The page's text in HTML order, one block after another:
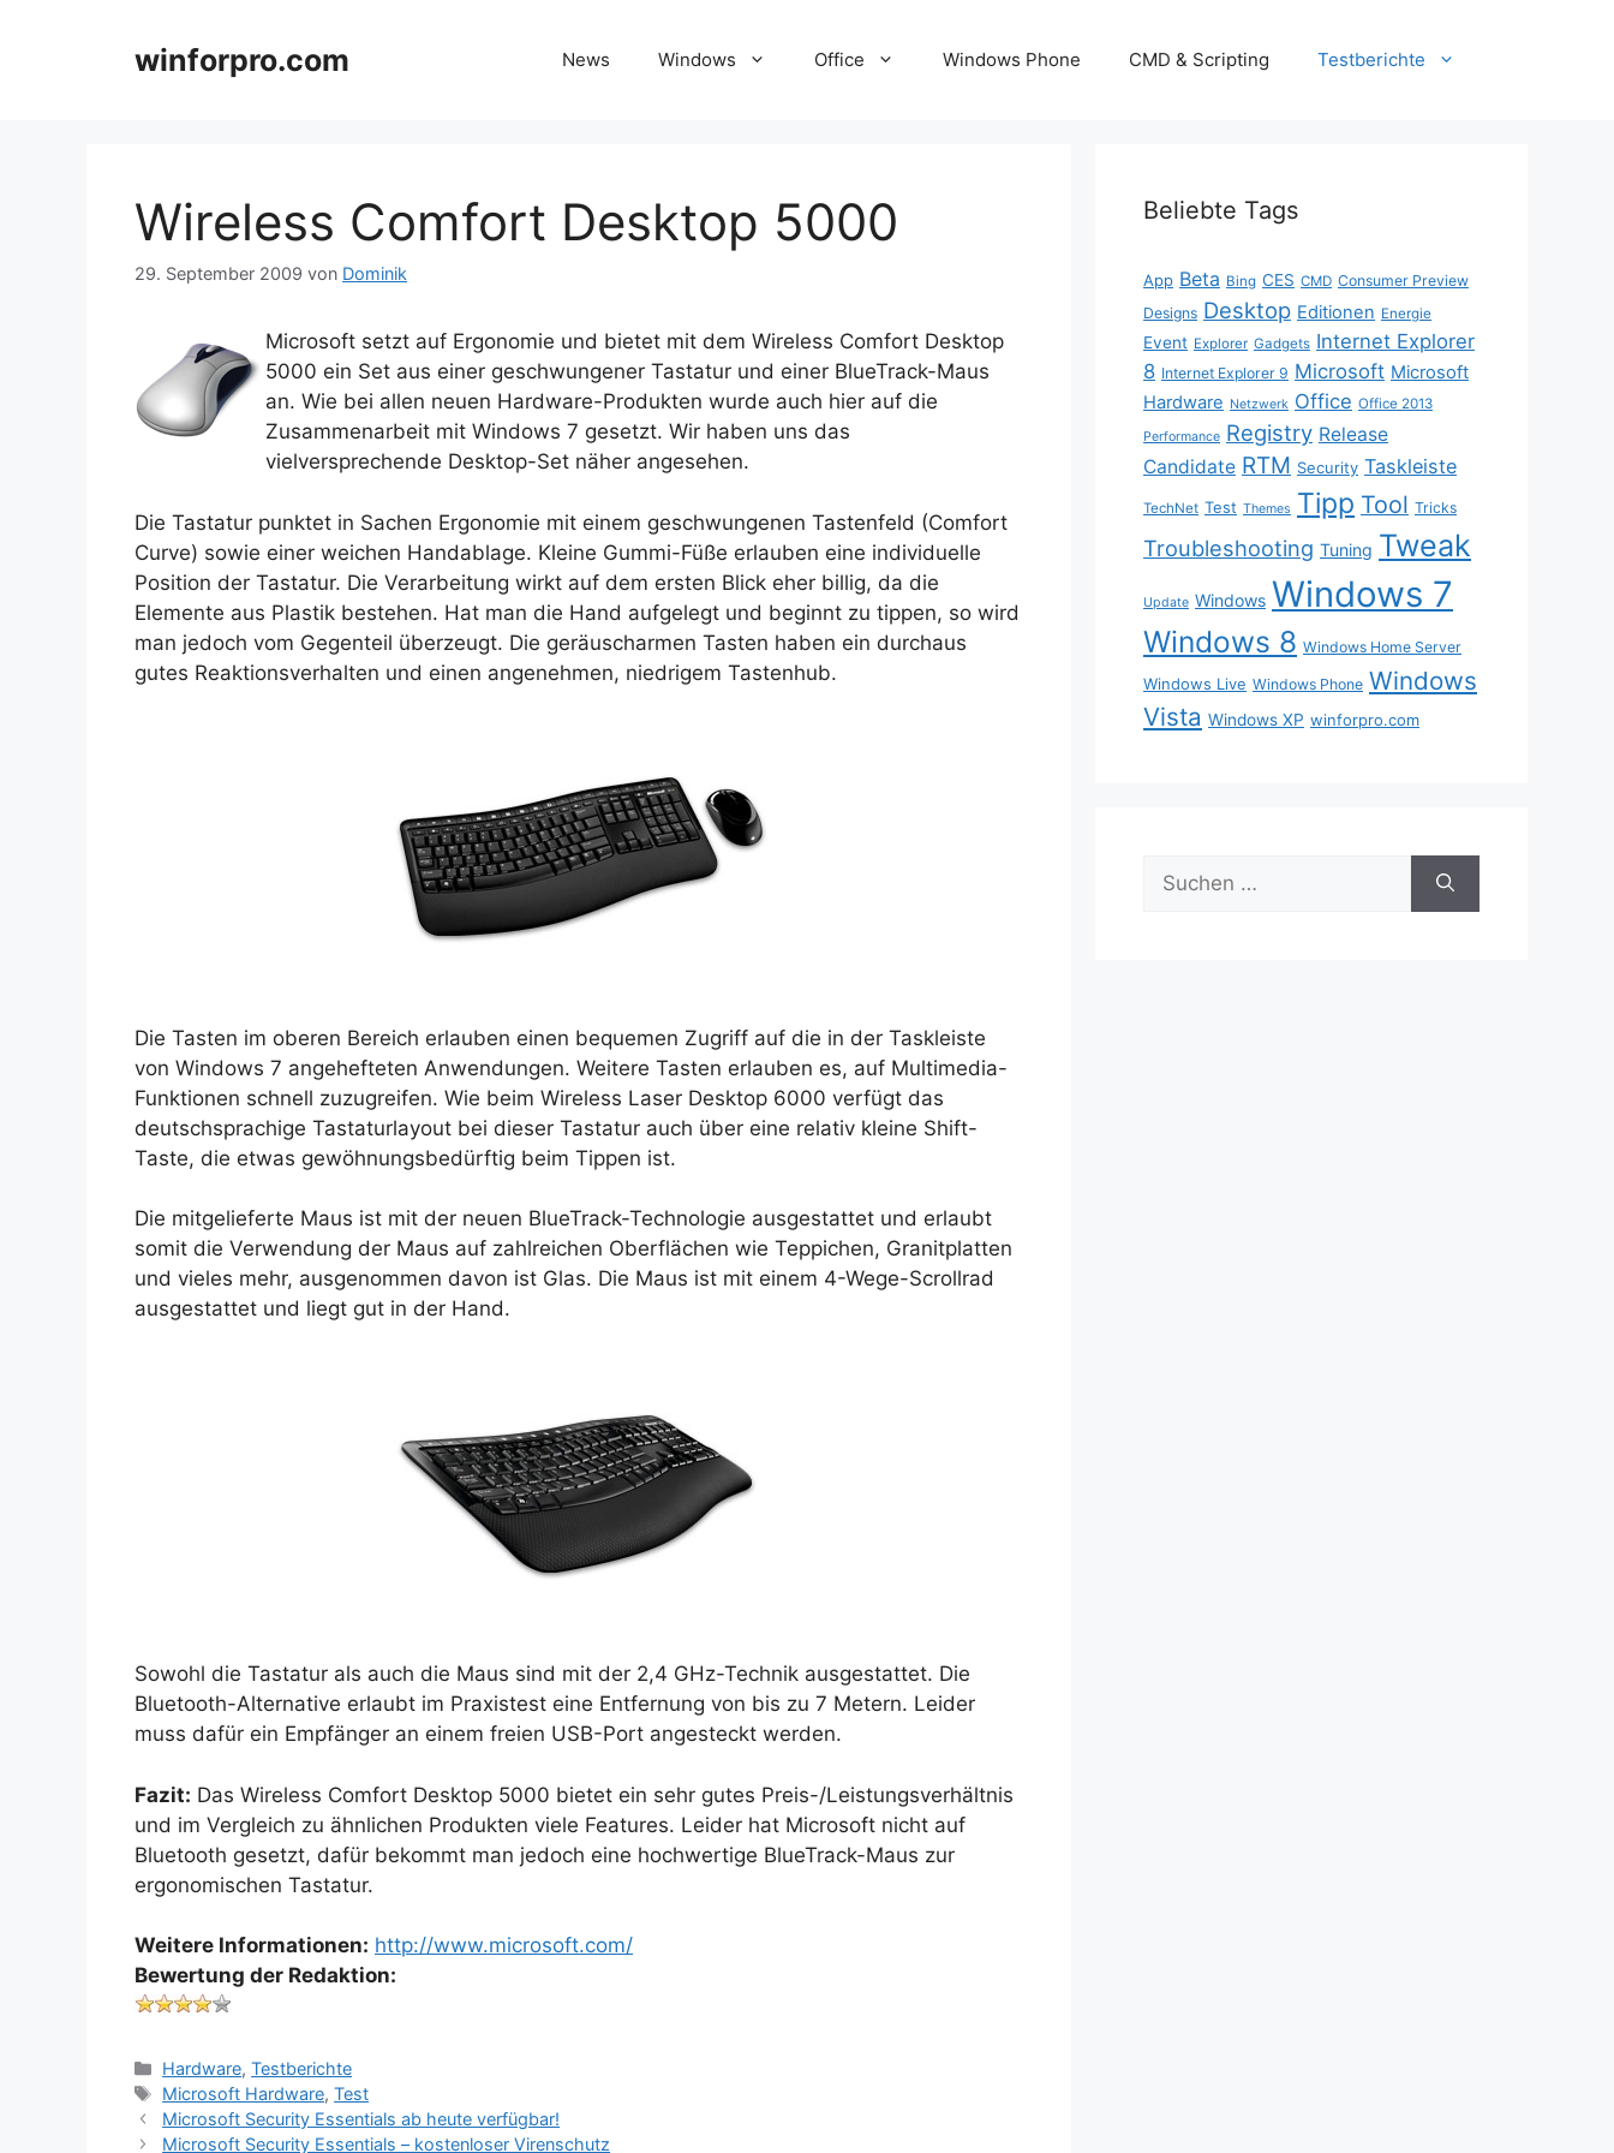
winforpro.com News Windows Office Windows Phone CMD & Scripting Testberichte
Wireless Comfort Desktop 5000
29. September 2009 von Dominik
Microsoft setzt auf Ergonomie und bietet mit dem Wireless Comfort Desktop
5000 ein Set aus einer geschwungener Tastatur und einer BlueTrack-Maus
an. Wie bei allen neuen Hardware-Produkten wurde auch hier auf die
Zusammenarbeit mit Windows 7 gesetzt. Wir haben uns das
vielversprechende Desktop-Set näher angesehen.
Die Tastatur punktet in Sachen Ergonomie mit einem geschwungenen Tastenfeld (Comfort
Curve) sowie einer weichen Handablage. Kleine Gummi-Füße erlauben eine individuelle
Position der Tastatur. Die Verarbeitung wirkt auf dem ersten Blick eher billig, da die
Elemente aus Plastik bestehen. Hat man die Hand aufgelegt und beginnt zu tippen, so wird
man jedoch vom Gegenteil überzeugt. Die geräuscharmen Tasten haben ein durchaus
gutes Reaktionsverhalten und einen angenehmen, niedrigem Tastenhub.
Die Tasten im oberen Bereich erlauben einen bequemen Zugriff auf die in der Taskleiste
von Windows 7 angehefteten Anwendungen. Weitere Tasten erlauben es, auf Multimedia-
Funktionen schnell zuzugreifen. Wie beim Wireless Laser Desktop 6000 verfügt das
deutschsprachige Tastaturlayout bei dieser Tastatur auch über eine relativ kleine Shift-
Taste, die etwas gewöhnungsbedürftig beim Tippen ist.
Die mitgelieferte Maus ist mit der neuen BlueTrack-Technologie ausgestattet und erlaubt
somit die Verwendung der Maus auf zahlreichen Oberflächen wie Teppichen, Granitplatten
und vieles mehr, ausgenommen davon ist Glas. Die Maus ist mit einem 4-Wege-Scrollrad
ausgestattet und liegt gut in der Hand.
Sowohl die Tastatur als auch die Maus sind mit der 2,4 GHz-Technik ausgestattet. Die
Bluetooth-Alternative erlaubt im Praxistest eine Entfernung von bis zu 7 Metern. Leider
muss dafür ein Empfänger an einem freien USB-Port angesteckt werden.
Fazit: Das Wireless Comfort Desktop 5000 bietet ein sehr gutes Preis-/Leistungsverhältnis
und im Vergleich zu ähnlichen Produkten viele Features. Leider hat Microsoft nicht auf
Bluetooth gesetzt, dafür bekommt man jedoch eine hochwertige BlueTrack-Maus zur
ergonomischen Tastatur.
Weitere Informationen: http://www.microsoft.com/
Bewertung der Redaktion:
Kategorien
Hardware,Testberichte
Schlagwörter
Microsoft Hardware,Test
Microsoft Security Essentials ab heute verfügbar!
Microsoft Security Essentials – kostenloser Virenschutz
Beliebte Tags
App Beta Bing CES CMD Consumer Preview
Designs Desktop Editionen Energie
Event Explorer Gadgets Internet Explorer
8 Internet Explorer 9 Microsoft Microsoft
Hardware Netzwerk Office Office 2013
Performance Registry Release
Candidate RTM Security Taskleiste
TechNet Test Themes Tipp Tool Tricks
Troubleshooting Tuning Tweak
Update Windows Windows 7
Windows 8 Windows Home Server
Windows Live Windows Phone Windows
Vista Windows XP winforpro.com
Suche
nach: